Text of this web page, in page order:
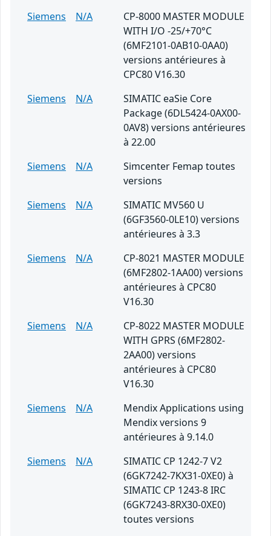
Siemens
N/A
CP-8000 MASTER MODULE
WITH I/O -25/+70°C
(6MF2101-0AB10-0AA0)
versions antérieures à
CPC80 V16.30
Siemens
N/A
SIMATIC eaSie Core
Package (6DL5424-0AX00-
0AV8) versions antérieures
à 22.00
Siemens
N/A
Simcenter Femap toutes
versions
Siemens
N/A
SIMATIC MV560 U
(6GF3560-0LE10) versions
antérieures à 3.3
Siemens
N/A
CP-8021 MASTER MODULE
(6MF2802-1AA00) versions
antérieures à CPC80
V16.30
Siemens
N/A
CP-8022 MASTER MODULE
WITH GPRS (6MF2802-
2AA00) versions
antérieures à CPC80
V16.30
Siemens
N/A
Mendix Applications using
Mendix versions 9
antérieures à 9.14.0
Siemens
N/A
SIMATIC CP 1242-7 V2
(6GK7242-7KX31-0XE0) à
SIMATIC CP 1243-8 IRC
(6GK7243-8RX30-0XE0)
toutes versions